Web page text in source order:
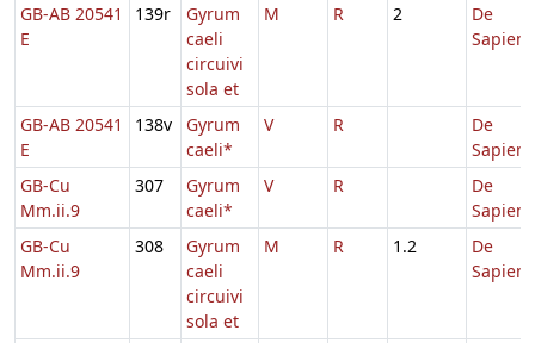
GB-AB 20541
E
139r
Gyrum
caeli
circuivi
sola et
M R 2
De
GB-AB 20541
E
138v
Gyrum
caeli*
V R
De
GB-Cu
Mm.ii.9
307
Gyrum
caeli*
V R
De
GB-Cu
Mm.ii.9
308
Gyrum
caeli
circuivi
sola et
M R 1.2
De